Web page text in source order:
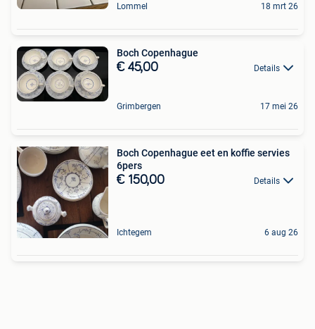
Lommel 18 mrt 26
Boch Copenhague
€ 45,00 Details
Grimbergen 17 mei 26
Boch Copenhague eet en koffie servies
6pers
€ 150,00 Details
Ichtegem 6 aug 26